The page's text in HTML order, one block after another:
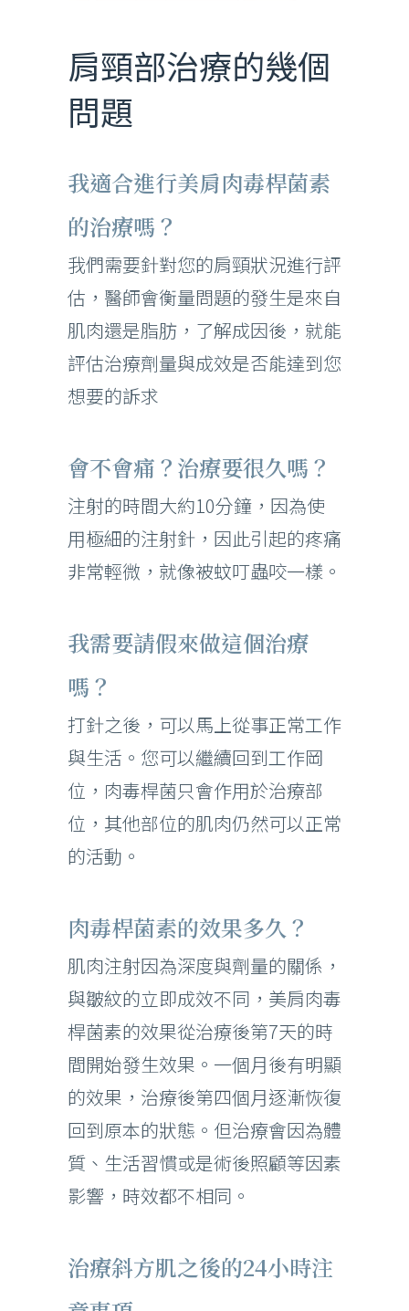
肩頸部治療的幾個
問題
我適合進行美肩肉毒桿菌素
的治療嗎？
我們需要針對您的肩頸狀況進行評
估，醫師會衡量問題的發生是來自
肌肉還是脂肪，了解成因後，就能
評估治療劑量與成效是否能達到您
想要的訴求
會不會痛？治療要很久嗎？
注射的時間大約10分鐘，因為使
用極細的注射針，因此引起的疼痛
非常輕微，就像被蚊叮蟲咬一樣。
我需要請假來做這個治療
嗎？
打針之後，可以馬上從事正常工作
與生活。您可以繼續回到工作岡
位，肉毒桿菌只會作用於治療部
位，其他部位的肌肉仍然可以正常
的活動。
肉毒桿菌素的效果多久？
肌肉注射因為深度與劑量的關係，
與皺紋的立即成效不同，美肩肉毒
桿菌素的效果從治療後第7天的時
間開始發生效果。一個月後有明顯
的效果，治療後第四個月逐漸恢復
回到原本的狀態。但治療會因為體
質、生活習慣或是術後照顧等因素
影響，時效都不相同。
治療斜方肌之後的24小時注